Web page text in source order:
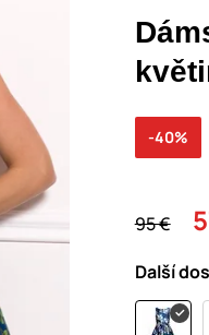
95 €
-40%
Další